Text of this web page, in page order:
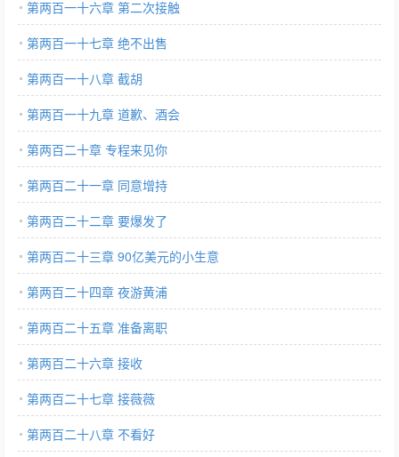
第两百一十六章 第二次接触
第两百一十七章 绝不出售
第两百一十八章 截胡
第两百一十九章 道歉、酒会
第两百二十章 专程来见你
第两百二十一章 同意增持
第两百二十二章 要爆发了
第两百二十三章 90亿美元的小生意
第两百二十四章 夜游黄浦
第两百二十五章 准备离职
第两百二十六章 接收
第两百二十七章 接薇薇
第两百二十八章 不看好